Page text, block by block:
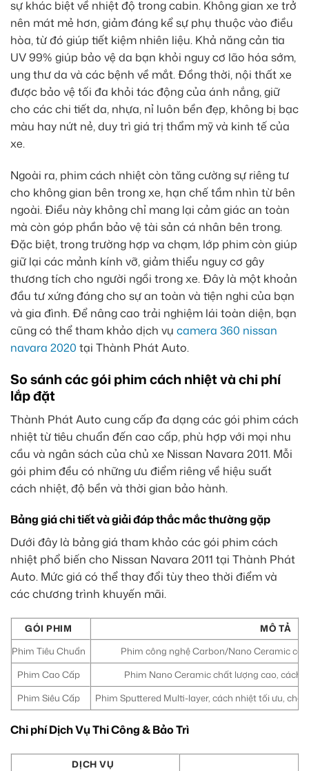
sự khác biệt về nhiệt độ trong cabin. Không gian xe trở
nên mát mẻ hơn, giảm đáng kể sự phụ thuộc vào điều
hòa, từ đó giúp tiết kiệm nhiên liệu. Khả năng cản tia
UV 99% giúp bảo vệ da bạn khỏi nguy cơ lão hóa sớm,
ung thư da và các bệnh về mắt. Đồng thời, nội thất xe
được bảo vệ tối đa khỏi tác động của ánh nắng, giữ
cho các chi tiết da, nhựa, nỉ luôn bền đẹp, không bị bạc
màu hay nứt nẻ, duy trì giá trị thẩm mỹ và kinh tế của
xe.
Ngoài ra, phim cách nhiệt còn tăng cường sự riêng tư
cho không gian bên trong xe, hạn chế tầm nhìn từ bên
ngoài. Điều này không chỉ mang lại cảm giác an toàn
mà còn góp phần bảo vệ tài sản cá nhân bên trong.
Đặc biệt, trong trường hợp va chạm, lớp phim còn giúp
giữ lại các mảnh kính vỡ, giảm thiểu nguy cơ gây
thương tích cho người ngồi trong xe. Đây là một khoản
đầu tư xứng đáng cho sự an toàn và tiện nghi của bạn
và gia đình. Để nâng cao trải nghiệm lái toàn diện, bạn
cũng có thể tham khảo dịch vụ camera 360 nissan
navara 2020 tại Thành Phát Auto.
So sánh các gói phim cách nhiệt và chi phí
lắp đặt
Thành Phát Auto cung cấp đa dạng các gói phim cách
nhiệt từ tiêu chuẩn đến cao cấp, phù hợp với mọi nhu
cầu và ngân sách của chủ xe Nissan Navara 2011. Mỗi
gói phim đều có những ưu điểm riêng về hiệu suất
cách nhiệt, độ bền và thời gian bảo hành.
Bảng giá chi tiết và giải đáp thắc mắc thường gặp
Dưới đây là bảng giá tham khảo các gói phim cách
nhiệt phổ biến cho Nissan Navara 2011 tại Thành Phát
Auto. Mức giá có thể thay đổi tùy theo thời điểm và
các chương trình khuyến mãi.
GÓI PHIM
MÔ TẢ
Phim Tiêu Chuẩn
Phim công nghệ Carbon/Nano Ceramic cơ
Phim Cao Cấp
Phim Nano Ceramic chất lượng cao, cách
Phim Siêu Cấp
Phim Sputtered Multi-layer, cách nhiệt tối ưu,
Chi phí Dịch Vụ Thi Công & Bảo Trì
DỊCH VỤ